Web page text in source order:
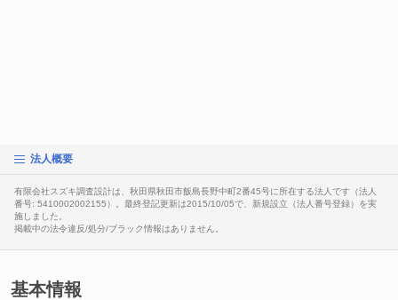
法人概要
有限会社スズキ調査設計は、秋田県秋田市飯島長野中町2番45号に所在する法人です（法人
番号: 5410002002155）。最終登記更新は2015/10/05で、新規設立（法人番号登録）を実
施しました。
掲載中の法令違反/処分/ブラック情報はありません。
基本情報